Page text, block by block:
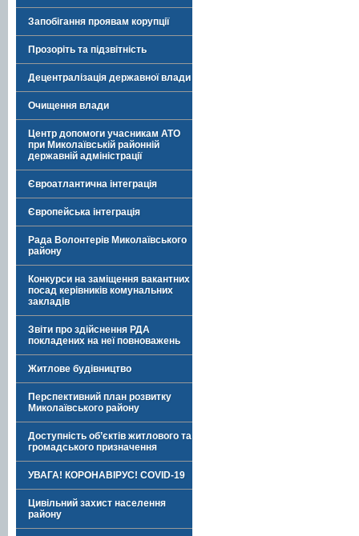
Запобігання проявам корупції
Прозоріть та підзвітність
Децентралізація державної влади
Очищення влади
Центр допомоги учасникам АТО
при Миколаївській районній
державній адміністрації
Євроатлантична інтеграція
Європейська інтеграція
Рада Волонтерів Миколаївського
району
Конкурси на заміщення вакантних
посад керівників комунальних
закладів
Звіти про здійснення РДА
покладених на неї повноважень
Житлове будівництво
Перспективний план розвитку
Миколаївського району
Доступність об’єктів житлового та
громадського призначення
УВАГА! КОРОНАВІРУС! COVID-19
Цивільний захист населення
району